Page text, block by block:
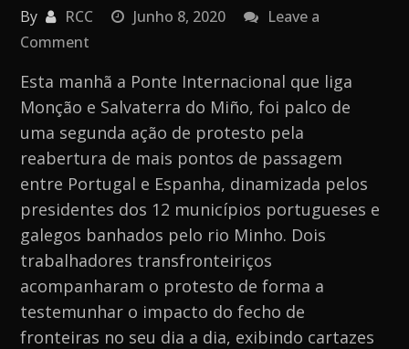
By RCC Junho 8, 2020
Leave a
Comment
de
fronteira
emitem
novo
pedido
de
ajuda
para
trabalhadores
transfronteiriços
Esta manhã a Ponte Internacional que liga
Monção e Salvaterra do Miño, foi palco de
uma segunda ação de protesto pela
reabertura de mais pontos de passagem
entre Portugal e Espanha, dinamizada pelos
presidentes dos 12 municípios portugueses e
galegos banhados pelo rio Minho. Dois
trabalhadores transfronteiriços
acompanharam o protesto de forma a
testemunhar o impacto do fecho de
fronteiras no seu dia a dia, exibindo cartazes